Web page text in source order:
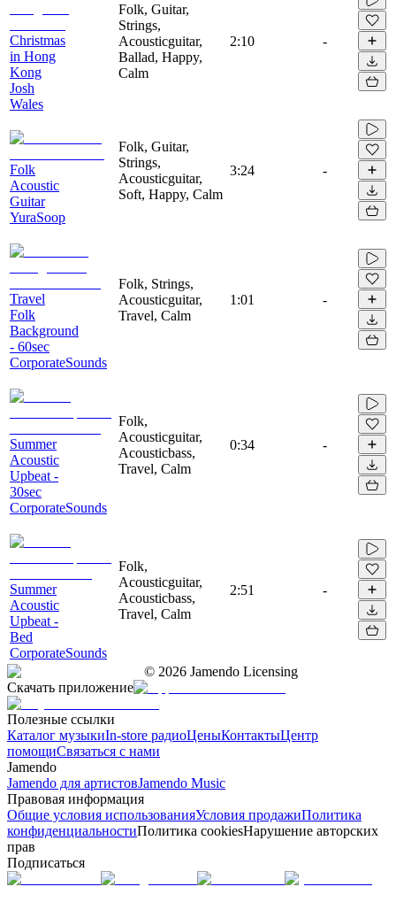
Christmas
in Hong
Kong
Josh
Wales
Folk, Guitar,
Strings,
Acousticguitar,
Ballad, Happy,
Calm
2:10 -
Folk
Acoustic
Guitar
YuraSoop
Folk, Guitar,
Strings,
Acousticguitar,
Soft, Happy, Calm
3:24 -
Travel
Folk
Background
- 60sec
CorporateSounds
Folk, Strings,
Acousticguitar,
Travel, Calm
1:01 -
Summer
Acoustic
Upbeat -
30sec
CorporateSounds
Folk,
Acousticguitar,
Acousticbass,
Travel, Calm
0:34 -
Summer
Acoustic
Upbeat -
Bed
CorporateSounds
Folk,
Acousticguitar,
Acousticbass,
Travel, Calm
2:51 -
© 2026 Jamendo Licensing
Скачать приложение
Полезные ссылки
Каталог музыкиIn-store радиоЦеныКонтактыЦентр
помощиСвязаться с нами
Jamendo
Jamendo для артистовJamendo Music
Правовая информация
Общие условия использованияУсловия продажиПолитика
конфиденциальностиПолитика cookiesНарушение авторских
прав
Подписаться